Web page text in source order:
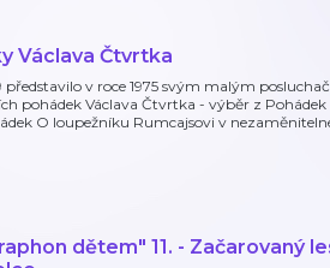
Václava Čtvrtka
představilo v roce 1975 svým malým
pohádek Václava Čtvrtka - výběr z
O loupežníku Rumcajsovi v
dětem" 11. - Začarovaný